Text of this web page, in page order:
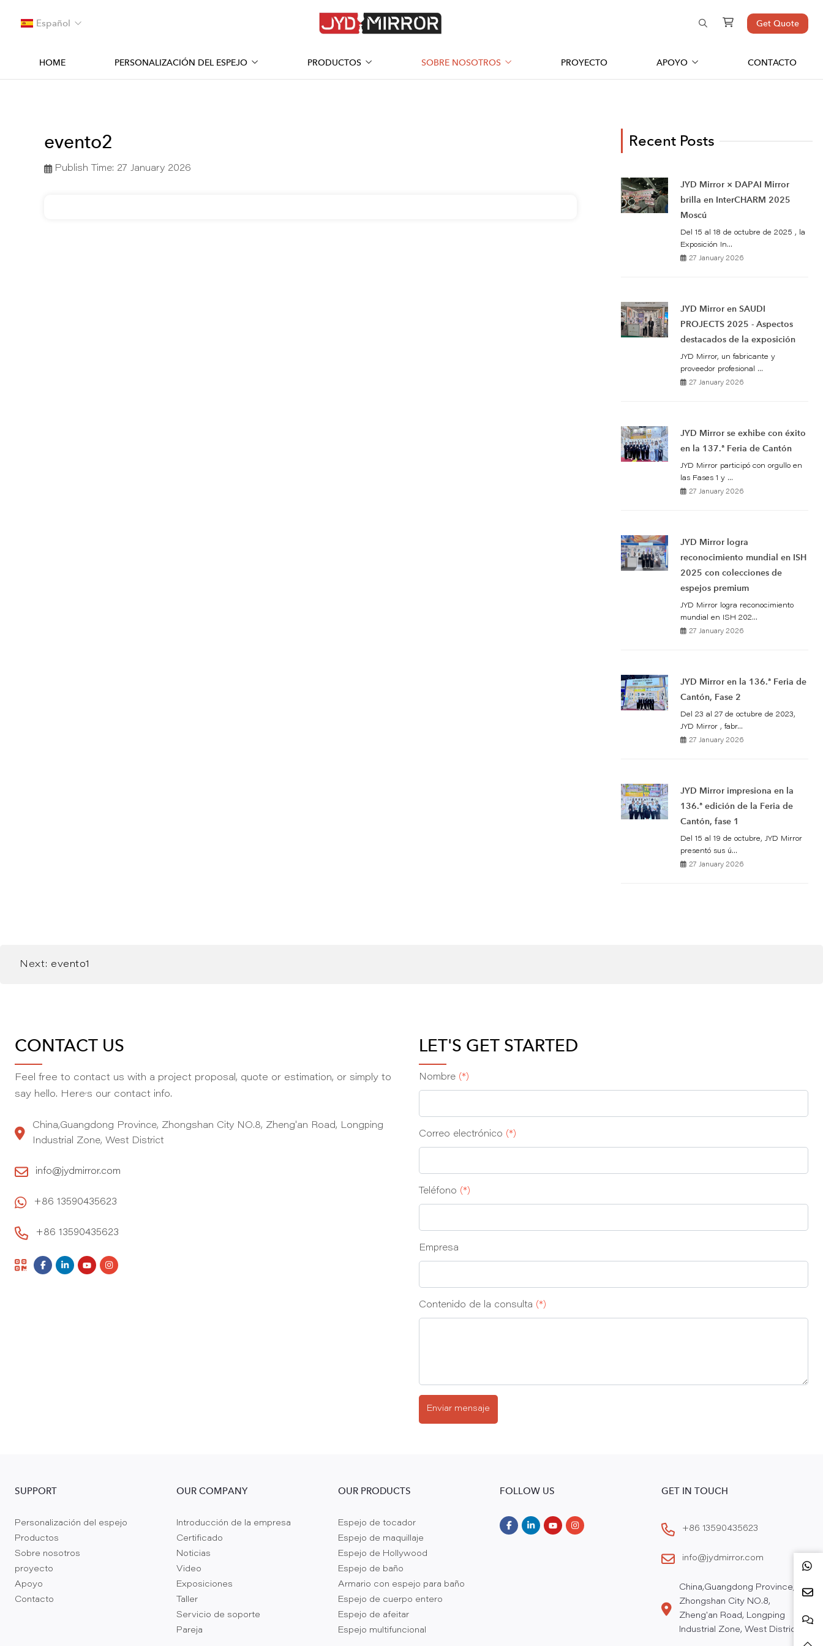
Español Get Quote
HOME PERSONALIZACIÓN DEL ESPEJO PRODUCTOS SOBRE NOSOTROS PROYECTO APOYO CONTACTO
evento2
Publish Time: 27 January 2026
Recent Posts
JYD Mirror × DAPAI Mirror
brilla en InterCHARM 2025
Moscú
Del 15 al 18 de octubre de 2025 , la
Exposición In...
27 January 2026
JYD Mirror en SAUDI
PROJECTS 2025 - Aspectos
destacados de la exposición
JYD Mirror, un fabricante y
proveedor profesional ...
27 January 2026
JYD Mirror se exhibe con éxito
en la 137.ª Feria de Cantón
JYD Mirror participó con orgullo en
las Fases 1 y ...
27 January 2026
JYD Mirror logra
reconocimiento mundial en ISH
2025 con colecciones de
espejos premium
JYD Mirror logra reconocimiento
mundial en ISH 202...
27 January 2026
JYD Mirror en la 136.ª Feria de
Cantón, Fase 2
Del 23 al 27 de octubre de 2023,
JYD Mirror , fabr...
27 January 2026
JYD Mirror impresiona en la
136.ª edición de la Feria de
Cantón, fase 1
Del 15 al 19 de octubre, JYD Mirror
presentó sus ú...
27 January 2026
Next: evento1
CONTACT US
Feel free to contact us with a project proposal, quote or estimation, or simply to
say hello. Here,s our contact info.
China,Guangdong Province, Zhongshan City NO.8, Zheng'an Road, Longping
Industrial Zone, West District
info@jydmirror.com
+86 13590435623
+86 13590435623
LET'S GET STARTED
Nombre (*)
Correo electrónico (*)
Teléfono (*)
Empresa
Contenido de la consulta (*)
Enviar mensaje
SUPPORT
Personalización del espejo
Productos
Sobre nosotros
proyecto
Apoyo
Contacto
OUR COMPANY
Introducción de la empresa
Certificado
Noticias
Video
Exposiciones
Taller
Servicio de soporte
Pareja
OUR PRODUCTS
Espejo de tocador
Espejo de maquillaje
Espejo de Hollywood
Espejo de baño
Armario con espejo para baño
Espejo de cuerpo entero
Espejo de afeitar
Espejo multifuncional
FOLLOW US GET IN TOUCH
+86 13590435623
info@jydmirror.com
China,Guangdong Province,
Zhongshan City NO.8,
Zheng'an Road, Longping
Industrial Zone, West District